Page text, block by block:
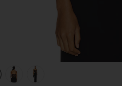
view 1 of 4 Elliot Corset Top in Black